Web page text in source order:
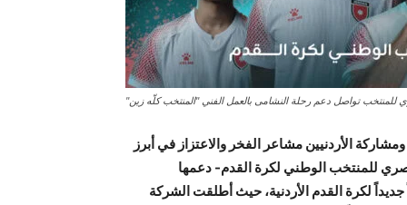
للمنتخب تواصل دعم رحلة النشامى بالعمل الفني "المنتخب كلّه زين"
الأردنيين مشاعر الفخر والاعتزاز في أبرز
للمنتخب الوطني لكرة القدم- دعمها
جديداً لكرة القدم الأردنية، حيث أطلقت الشركة